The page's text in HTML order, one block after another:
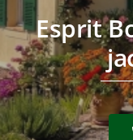
Esprit